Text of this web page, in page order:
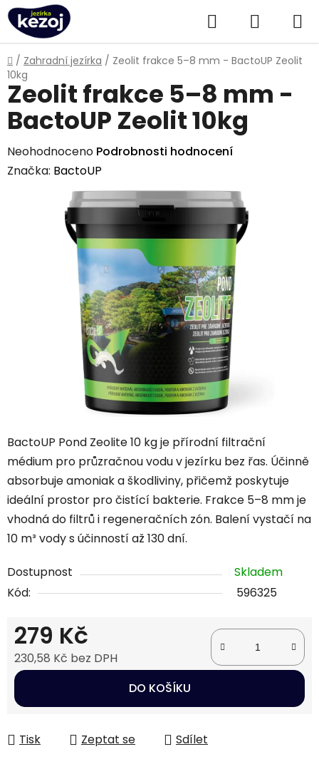
Přejít
na
obsah
Hledat
KOŠÍK
Domů
/ Zahradní jezírka / Zeolit frakce 5–8 mm - BactoUP Zeolit
10kg
BactoUP Pond Zeolite 10 kg je přírodní filtrační
médium pro průzračnou vodu v jezírku bez řas. Účinně
absorbuje amoniak a škodliviny, přičemž poskytuje
ideální prostor pro čistící bakterie. Frakce 5–8 mm je
vhodná do filtrů i regeneračních zón. Balení vystačí na
10 m³ vody s účinností až 130 dní.
Dostupnost
Skladem
Kód:
596325
279 Kč
230,58 Kč bez DPH
Měrná cena:
DO KOŠÍKU
Tisk Zeptat se Sdílet
Zeolit frakce 5–8 mm -
BactoUP Zeolit 10kg
Průměrné
hodnocení
Neohodnoceno Podrobnosti hodnocení
Značka: BactoUP